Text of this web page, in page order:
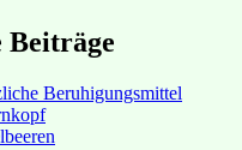
Beiträge
Beruhigungsmittel